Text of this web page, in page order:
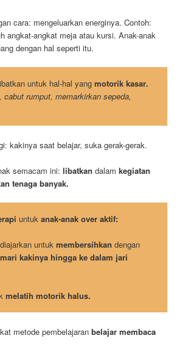
cara: mengeluarkan energinya. Contoh:
angkat-angkat meja atau kursi. Anak-anak
dengan hal seperti itu.
untuk hal-hal yangmotorik kasar.
cabut rumput, memarkirkan sepeda,
kakinya saat belajar, suka gerak-gerak.
semacam ini:libatkan dalamkegiatan
tenaga banyak.
untuk anak-anak over aktif:
untuk membersihkan dengan
kakinya hingga ke dalam jari
melatih motorik halus.
metode pembelajaran belajar membaca